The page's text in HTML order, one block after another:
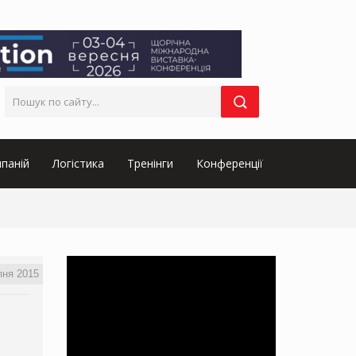
Логістика Тренінги Конференції
2015